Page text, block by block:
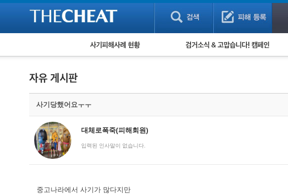
피해사례 현황
유해사이트 목록
비공개 피해사례
워킹홀리데이 피해사례
검거 소식
사기당했어요ㅜㅜ
대체로폭죽(피해회원)
입력된 인사말이 없습니다.
중고나라에서 사기가 많다지만